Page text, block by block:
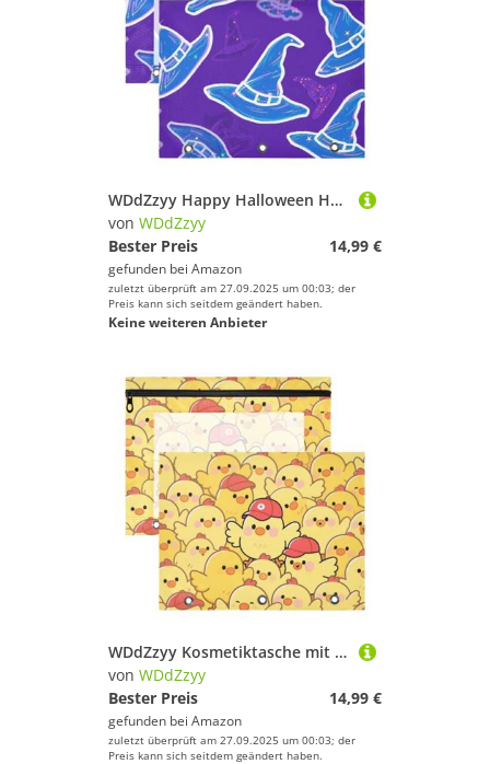
WDdZzyy Happy Halloween Hexenhut lila Kosmetiktasche mit glatten Reißverschlüssen, 3-Lochstanzer für 3 Ringe, Ordner, 2 Stück, Lehrer, Schulbedarf
von WDdZzyy
Bester Preis
14,99 €
gefunden bei Amazon
zuletzt überprüft am 27.09.2025 um 00:03; der
Preis kann sich seitdem geändert haben.
Keine weiteren Anbieter
WDdZzyy Kosmetiktasche mit niedlichem Huhn, mit Reißverschluss, Kunststoff, Ordner für A4-Papier, Briefe, 2 Stück, Lehrer, Büro
von WDdZzyy
Bester Preis
14,99 €
gefunden bei Amazon
zuletzt überprüft am 27.09.2025 um 00:03; der
Preis kann sich seitdem geändert haben.